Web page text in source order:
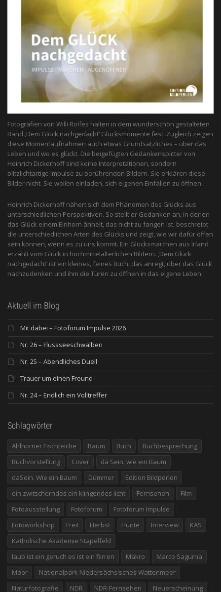
Fotografien von Willi Rolfes halten in dem wunderschön gestalteten
Band ‚Dem Glück nachgedacht‘ Glücksmomente fest. Zugleich zeigen
diese Momentaufnahmen auch etwas Grundsätzliches – über das
Leben und wo es glückt. Die beigefügten Gedankensplitter von
Heinrich Dickerhoff sind keine Interpretationen, sondern
blitzlichtartige Impulse zu berührenden Bildern. Sie erklären diese
Bilder nicht. Sie wollen einladen, sich eigenen Einfällen zu öffnen.
Heinrich Dickerhoff nähert sich dem Phänomen des Glücks aus
unterschiedlichen Perspektiven. So stellt er Gedanken an, in denen
das Glück einem Einhorn ähnelt, das nicht zu fangen ist, beschreibt
die unterschiedlichen Arten des Glücks und zeigt, wie wir dafür offen
sein können, wenn es zu uns kommt. Ein Glücksmärchen aus Irland
erzählt vom Glück in hochmittelalterlichen Bildern. ‚Dem Glück
nachgedacht‘ ist ein kleines, feines Buch, das anregt, über das Glück
nachzudenken und ihm die Türen zu öffnen in das eigene Leben.
Aktuell im Blog
Mit dabei – Fotoforum Impulse 2026
Nr. 26 – Flussseeschwalben
Nr. 25 – Abendliches Duell
Trauer um einen Freund
Nr. 24 – Endlich ein Volltreffer
Schlagwörter
Ahlhorner Fischteiche Baum Buch
Buchbesprechung
Buchvorstellung
Cover
da Sein. wie ein Baum
daSein. Wie ein Baum
Dümmer
Edition Bildperlen
ein zwitscherndes ein klingendes licht
Fernsehen
Film
Fotoausstellung
Fotoforum
Fotoforum Impulse
Fotoworkshop
Frei! Herbst Hunte Interview
KAS
Katholische Akademie Stapelfeld
laub ist ein geruch es ist ein flirren
Makro
Marco Sagurna
Moor
Nationalpark Niedersächsisches Wattenmeer
Naturfotografie
NDR NDR-Fernsehen Neuerscheinung